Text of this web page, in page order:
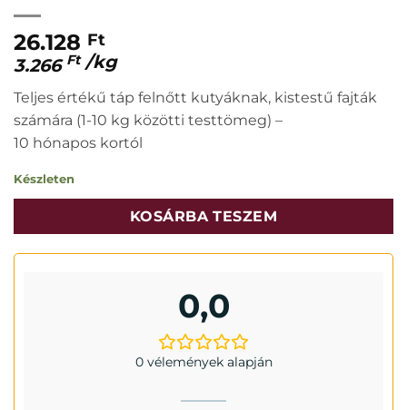
26.128 Ft
3.266 Ft /kg
Teljes értékű táp felnőtt kutyáknak, kistestű fajták
számára (1-10 kg közötti testtömeg) –
10 hónapos kortól
Készleten
KOSÁRBA TESZEM
0,0
0 vélemények alapján